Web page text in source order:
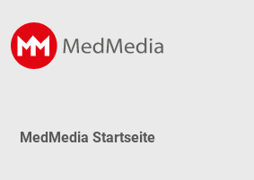
MedMedia Startseite